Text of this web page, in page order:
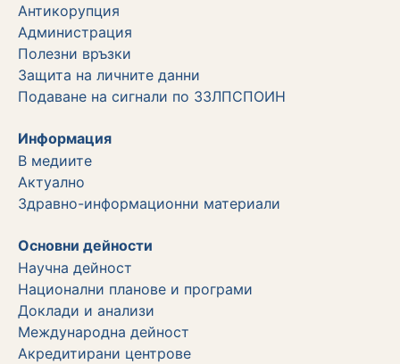
Aнтикорупция
Администрация
Полезни връзки
Защита на личните данни
Подаване на сигнали по ЗЗЛПСПОИН
Информация
В медиите
Актуално
Здравно-информационни материали
Основни дейности
Научна дейност
Национални планове и програми
Доклади и анализи
Международна дейност
Акредитирани центрове